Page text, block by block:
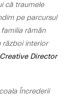
că traumele
pe parcursul
rămân
război interior
Director
Încrederii